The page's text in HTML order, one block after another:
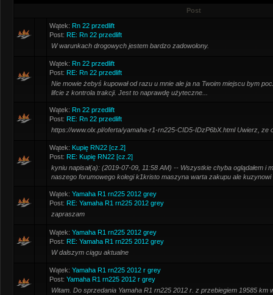
Post
Wątek: Rn 22 przedlift
Post: RE: Rn 22 przedlift
W warunkach drogowych jestem bardzo zadowolony.
Wątek: Rn 22 przedlift
Post: RE: Rn 22 przedlift
Nie mowie żebyś kupował od razu u mnie ale ja na Twoim miejscu bym
lifcie z kontrola trakcji. Jest to naprawdę użyteczne...
Wątek: Rn 22 przedlift
Post: RE: Rn 22 przedlift
https://www.olx.pl/oferta/yamaha-r1-rn225-CID5-IDzP6bX.html Uwierz, ze
Wątek: Kupię RN22 [cz.2]
Post: RE: Kupię RN22 [cz.2]
kyniu napisał(a): (2019-07-09, 11:58 AM) -- Wszystkie chyba oglądałem i
naszego forumowego kolegi k1kristo maszyna warta zakupu ale
Wątek: Yamaha R1 rn225 2012 grey
Post: RE: Yamaha R1 rn225 2012 grey
zapraszam
Wątek: Yamaha R1 rn225 2012 grey
Post: RE: Yamaha R1 rn225 2012 grey
W dalszym ciągu aktualne
Wątek: Yamaha R1 rn225 2012 r grey
Post: Yamaha R1 rn225 2012 r grey
Witam. Do sprzedania Yamaha R1 rn225 2012 r. z przebiegiem 19585 km